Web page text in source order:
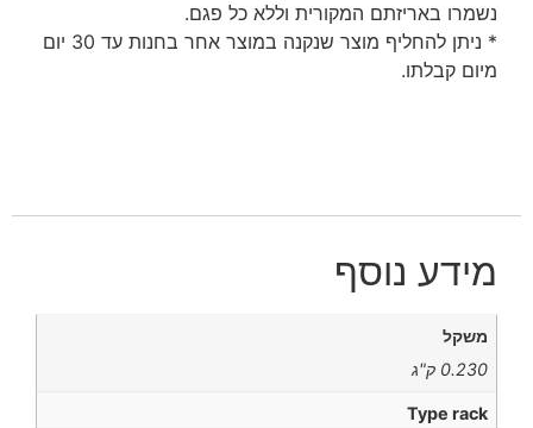
נשמרו באריזתם המקורית וללא כל פגם.
* ניתן להחליף מוצר שנקנה במוצר אחר בחנות עד 30 יום
מיום קבלתו.
מידע נוסף
משקל
0.230 ק"ג
Type rack